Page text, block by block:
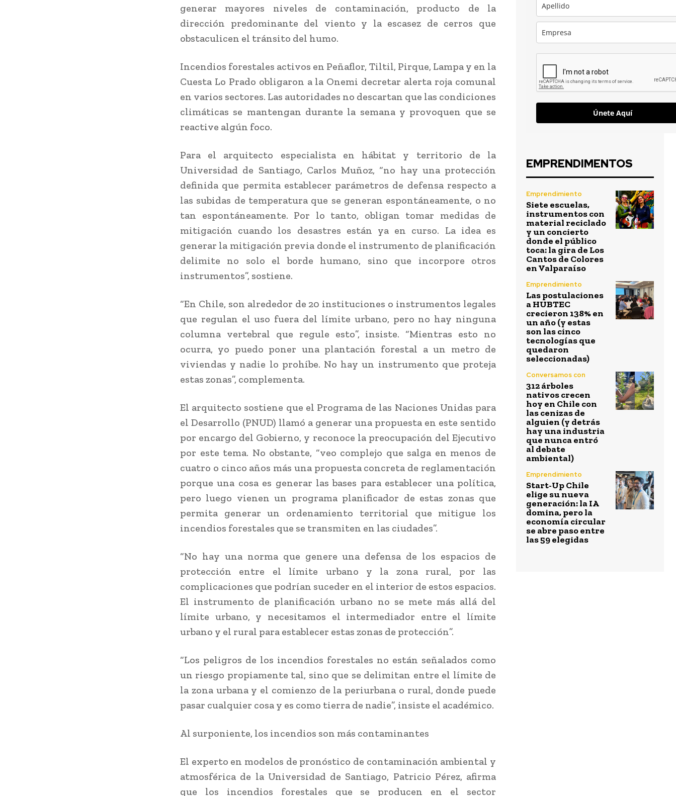
generar mayores niveles de contaminación, producto de la
dirección predominante del viento y la escasez de cerros que
obstaculicen el tránsito del humo.
Incendios forestales activos en Peñaflor, Tiltil, Pirque, Lampa y en la
Cuesta Lo Prado obligaron a la Onemi decretar alerta roja comunal
en varios sectores. Las autoridades no descartan que las condiciones
climáticas se mantengan durante la semana y provoquen que se
reactive algún foco.
Para el arquitecto especialista en hábitat y territorio de la
Universidad de Santiago, Carlos Muñoz, “no hay una protección
definida que permita establecer parámetros de defensa respecto a
las subidas de temperatura que se generan espontáneamente, o no
tan espontáneamente. Por lo tanto, obligan tomar medidas de
mitigación cuando los desastres están ya en curso. La idea es
generar la mitigación previa donde el instrumento de planificación
delimite no solo el borde humano, sino que incorpore otros
instrumentos”, sostiene.
“En Chile, son alrededor de 20 instituciones o instrumentos legales
que regulan el uso fuera del límite urbano, pero no hay ninguna
columna vertebral que regule esto”, insiste. “Mientras esto no
ocurra, yo puedo poner una plantación forestal a un metro de
viviendas y nadie lo prohíbe. No hay un instrumento que proteja
estas zonas”, complementa.
El arquitecto sostiene que el Programa de las Naciones Unidas para
el Desarrollo (PNUD) llamó a generar una propuesta en este sentido
por encargo del Gobierno, y reconoce la preocupación del Ejecutivo
por este tema. No obstante, “veo complejo que salga en menos de
cuatro o cinco años más una propuesta concreta de reglamentación
porque una cosa es generar las bases para establecer una política,
pero luego vienen un programa planificador de estas zonas que
permita generar un ordenamiento territorial que mitigue los
incendios forestales que se transmiten en las ciudades”.
“No hay una norma que genere una defensa de los espacios de
protección entre el límite urbano y la zona rural, por las
complicaciones que podrían suceder en el interior de estos espacios.
El instrumento de planificación urbano no se mete más allá del
límite urbano, y necesitamos el intermediador entre el límite
urbano y el rural para establecer estas zonas de protección”.
“Los peligros de los incendios forestales no están señalados como
un riesgo propiamente tal, sino que se delimitan entre el límite de
la zona urbana y el comienzo de la periurbana o rural, donde puede
pasar cualquier cosa y es como tierra de nadie”, insiste el académico.
Al surponiente, los incendios son más contaminantes
El experto en modelos de pronóstico de contaminación ambiental y
atmosférica de la Universidad de Santiago, Patricio Pérez, afirma
que los incendios forestales que se producen en el sector
Únete Aquí
EMPRENDIMENTOS
Emprendimiento
Siete escuelas,
instrumentos con
material reciclado
y un concierto
donde el público
toca: la gira de Los
Cantos de Colores
en Valparaíso
Emprendimiento
Las postulaciones
a HUBTEC
crecieron 138% en
un año (y estas
son las cinco
tecnologías que
quedaron
seleccionadas)
Conversamos con
312 árboles
nativos crecen
hoy en Chile con
las cenizas de
alguien (y detrás
hay una industria
que nunca entró
al debate
ambiental)
Emprendimiento
Start-Up Chile
elige su nueva
generación: la IA
domina, pero la
economía circular
se abre paso entre
las 59 elegidas